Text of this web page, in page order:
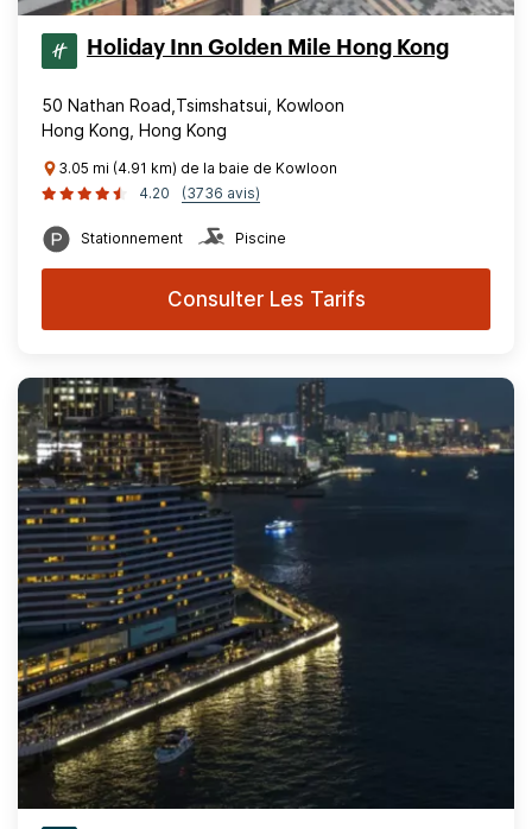
Holiday Inn Golden Mile Hong Kong
50 Nathan Road,Tsimshatsui, Kowloon
Hong Kong, Hong Kong
3.05 mi (4.91 km) de la baie de Kowloon
4.20
(3736 avis)
Stationnement Piscine
Consulter Les Tarifs